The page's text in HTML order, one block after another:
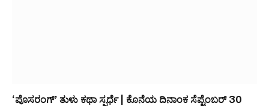
‘ಪೊಸರಂಗ್’ ತುಳು ಕಥಾ ಸ್ಪರ್ಧೆ | ಕೊನೆಯ ದಿನಾಂಕ ಸೆಪ್ಟೆಂಬರ್ 30